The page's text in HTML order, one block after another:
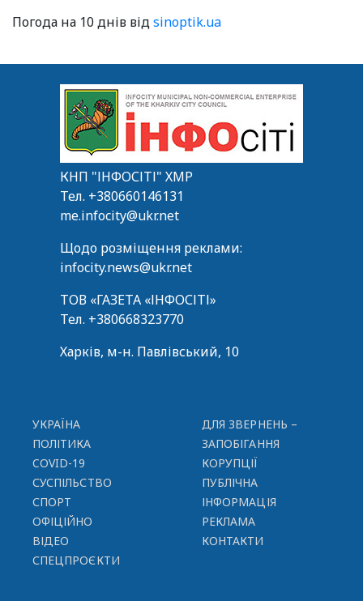
Погода на 10 днів відsinoptik.ua
КНП "ІНФОСІТІ" ХМР
Тел. +380660146131
me.infocity@ukr.net
Щодо розміщення реклами:
infocity.news@ukr.net
ТОВ «ГАЗЕТА «ІНФОСІТІ»
Тел. +380668323770
Харків, м-н. Павлівський, 10
УКРАЇНА
ПОЛІТИКА
COVID-19
СУСПІЛЬСТВО
СПОРТ
ОФІЦІЙНО
ВІДЕО
СПЕЦПРОЄКТИ
ДЛЯ ЗВЕРНЕНЬ –
ЗАПОБІГАННЯ
КОРУПЦІЇ
ПУБЛІЧНА
ІНФОРМАЦІЯ
РЕКЛАМА
КОНТАКТИ